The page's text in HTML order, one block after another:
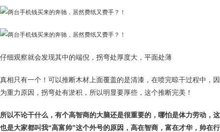
仔细观察就会发现其中的端倪，拐弯处厚度大，平面处薄
真相只有一个！可以推断木材上面覆盖的是清漆，在喷完晾干过程中，因
为重力原因，拐弯处有淤积，所以明显要厚些，这个推断完美！
所以不论干什么，有个高智商的大脑还是很重要的，哪怕是体力劳动，这
也是大家都叫我“高富帅”这个外号的原因，高在智商，富在才华，帅在行